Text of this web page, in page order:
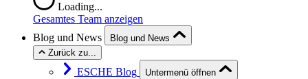
Loading...
Gesamtes Team anzeigen
Blog und News
Blog und News
Zurück zu...
ESCHE Blog Untermenü öffnen